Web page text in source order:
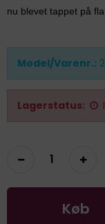
nu blevet tappet på fla
Model/Varenr.:
Lagerstatus:
Køb